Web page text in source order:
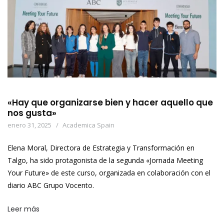
«Hay que organizarse bien y hacer aquello que
nos gusta»
enero 31, 2025 Academica Spain
Elena Moral, Directora de Estrategia y Transformación en
Talgo, ha sido protagonista de la segunda «Jornada Meeting
Your Future» de este curso, organizada en colaboración con el
diario ABC Grupo Vocento.
Leer más